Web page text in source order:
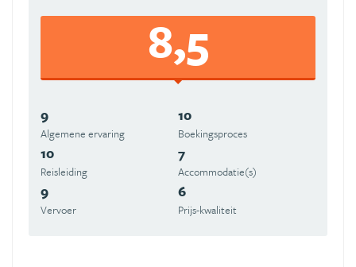
8,5
9
Algemene ervaring
10
Boekingsproces
10
Reisleiding
7
Accommodatie(s)
9
Vervoer
6
Prijs-kwaliteit